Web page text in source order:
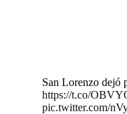
San Lorenzo dejó
https://t.co/
pic.twitter.com/